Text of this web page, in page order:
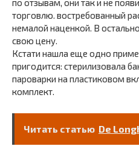
по отзывам, они так и не
торговлю. востребованный
немалой наценкой. В
свою цену.
Кстати нашла еще одно
пригодится: стерилизовала
пароварки на пластиковом
комплект.
Читать статью De